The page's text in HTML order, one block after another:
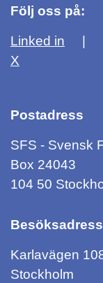
Följ oss på:
Linked in
X
Postadress
SFS - Svensk
Box 24043
104 50
Besöksadress
Karlavägen
Stockholm